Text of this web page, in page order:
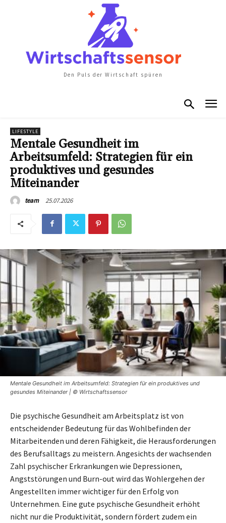
Den Puls der Wirtschaft spüren
LIFESTYLE
Mentale Gesundheit im
Arbeitsumfeld: Strategien für ein
produktives und gesundes
Miteinander
team 25.07.2026
Mentale Gesundheit im Arbeitsumfeld: Strategien für ein produktives und
gesundes Miteinander | © Wirtschaftssensor
Die psychische Gesundheit am Arbeitsplatz ist von
entscheidender Bedeutung für das Wohlbefinden der
Mitarbeitenden und deren Fähigkeit, die Herausforderungen
des Berufsalltags zu meistern. Angesichts der wachsenden
Zahl psychischer Erkrankungen wie Depressionen,
Angststörungen und Burn-out wird das Wohlergehen der
Angestellten immer wichtiger für den Erfolg von
Unternehmen. Eine gute psychische Gesundheit erhöht
nicht nur die Produktivität, sondern fördert zudem ein